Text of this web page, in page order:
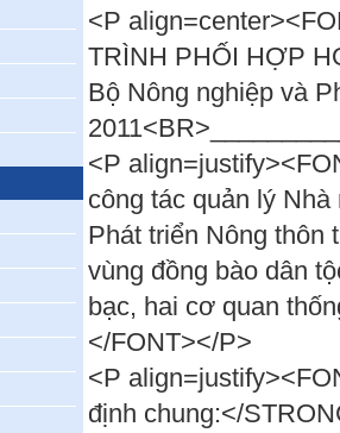
<P
TRÌNH PHỐI HỢP
Bộ Nông nghiệp và
<P
công tác quản lý
Phát triển Nông thôn
vùng đồng bào dân
bạc, hai cơ quan
</FONT></P>
<P
định chung:</